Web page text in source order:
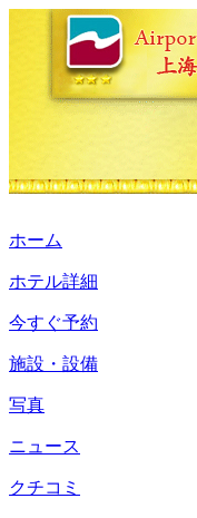
ホーム
ホテル詳細
今すぐ予約
施設・設備
写真
ニュース
クチコミ